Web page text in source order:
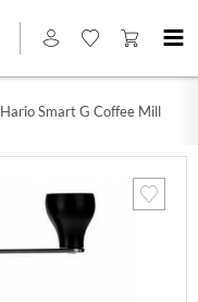
Hario Smart G Coffee Mill